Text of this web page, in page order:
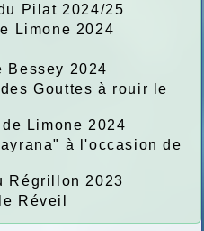
Pilat 2024/25
Limone 2024
Bessey 2024
Gouttes à rouir le
Limone 2024
à l'occasion de
Régrillon 2023
Réveil